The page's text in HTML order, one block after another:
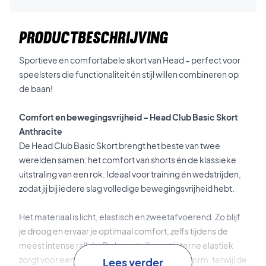
PRODUCTBESCHRIJVING
Sportieve en comfortabele skort van Head – perfect voor
speelsters die functionaliteit én stijl willen combineren op
de baan!
Comfort en bewegingsvrijheid – Head Club Basic Skort
Anthracite
De Head Club Basic Skort brengt het beste van twee
werelden samen: het comfort van shorts én de klassieke
uitstraling van een rok. Ideaal voor training én wedstrijden,
zodat jij bij iedere slag volledige bewegingsvrijheid hebt.
Het materiaal is licht, elastisch en zweetafvoerend. Zo blijf
je droog en ervaar je optimaal comfort, zelfs tijdens de
meest intense rally’s. De hoge taille met interne elastiek
zorgt voor een stevige en comfortabele pasvorm, terwijl de
Lees verder